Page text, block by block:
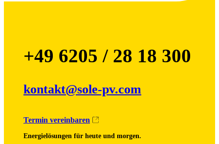
+49 6205 / 28 18 300
kontakt@sole-pv.com
Termin vereinbaren
Energielösungen für heute und morgen.